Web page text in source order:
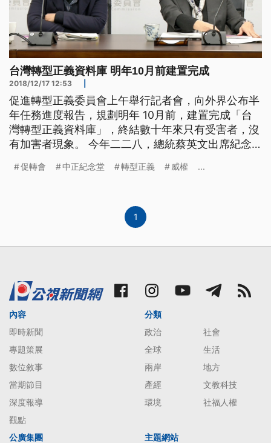
台灣轉型正義資料庫 明年10月前建置完成
2018/12/17 12:53
促進轉型正義委員會上午舉行記者會，向外界公布半
年任務進度報告，規劃明年 10月前，建置完成「台
灣轉型正義資料庫」，終結數十年來只有受害者，沒
有加害者現象。 今年二二八，總統蔡英文出席紀念
有年，但為了讓台灣威權時期的加害體制更加完整，
的加害程序與參與者，以終結「只
促轉會 中正紀念堂 轉型正義 威權 ...
1
內容
即時新聞
專題策展
數位敘事
當期節目
深度報導
觀點
分類
政治
社會
全球
生活
兩岸
地方
產經
文教科技
環境
社福人權
公廣集團 主題網站